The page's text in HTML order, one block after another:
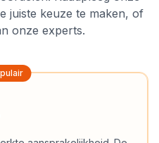
juiste keuze te maken, of
onze experts.